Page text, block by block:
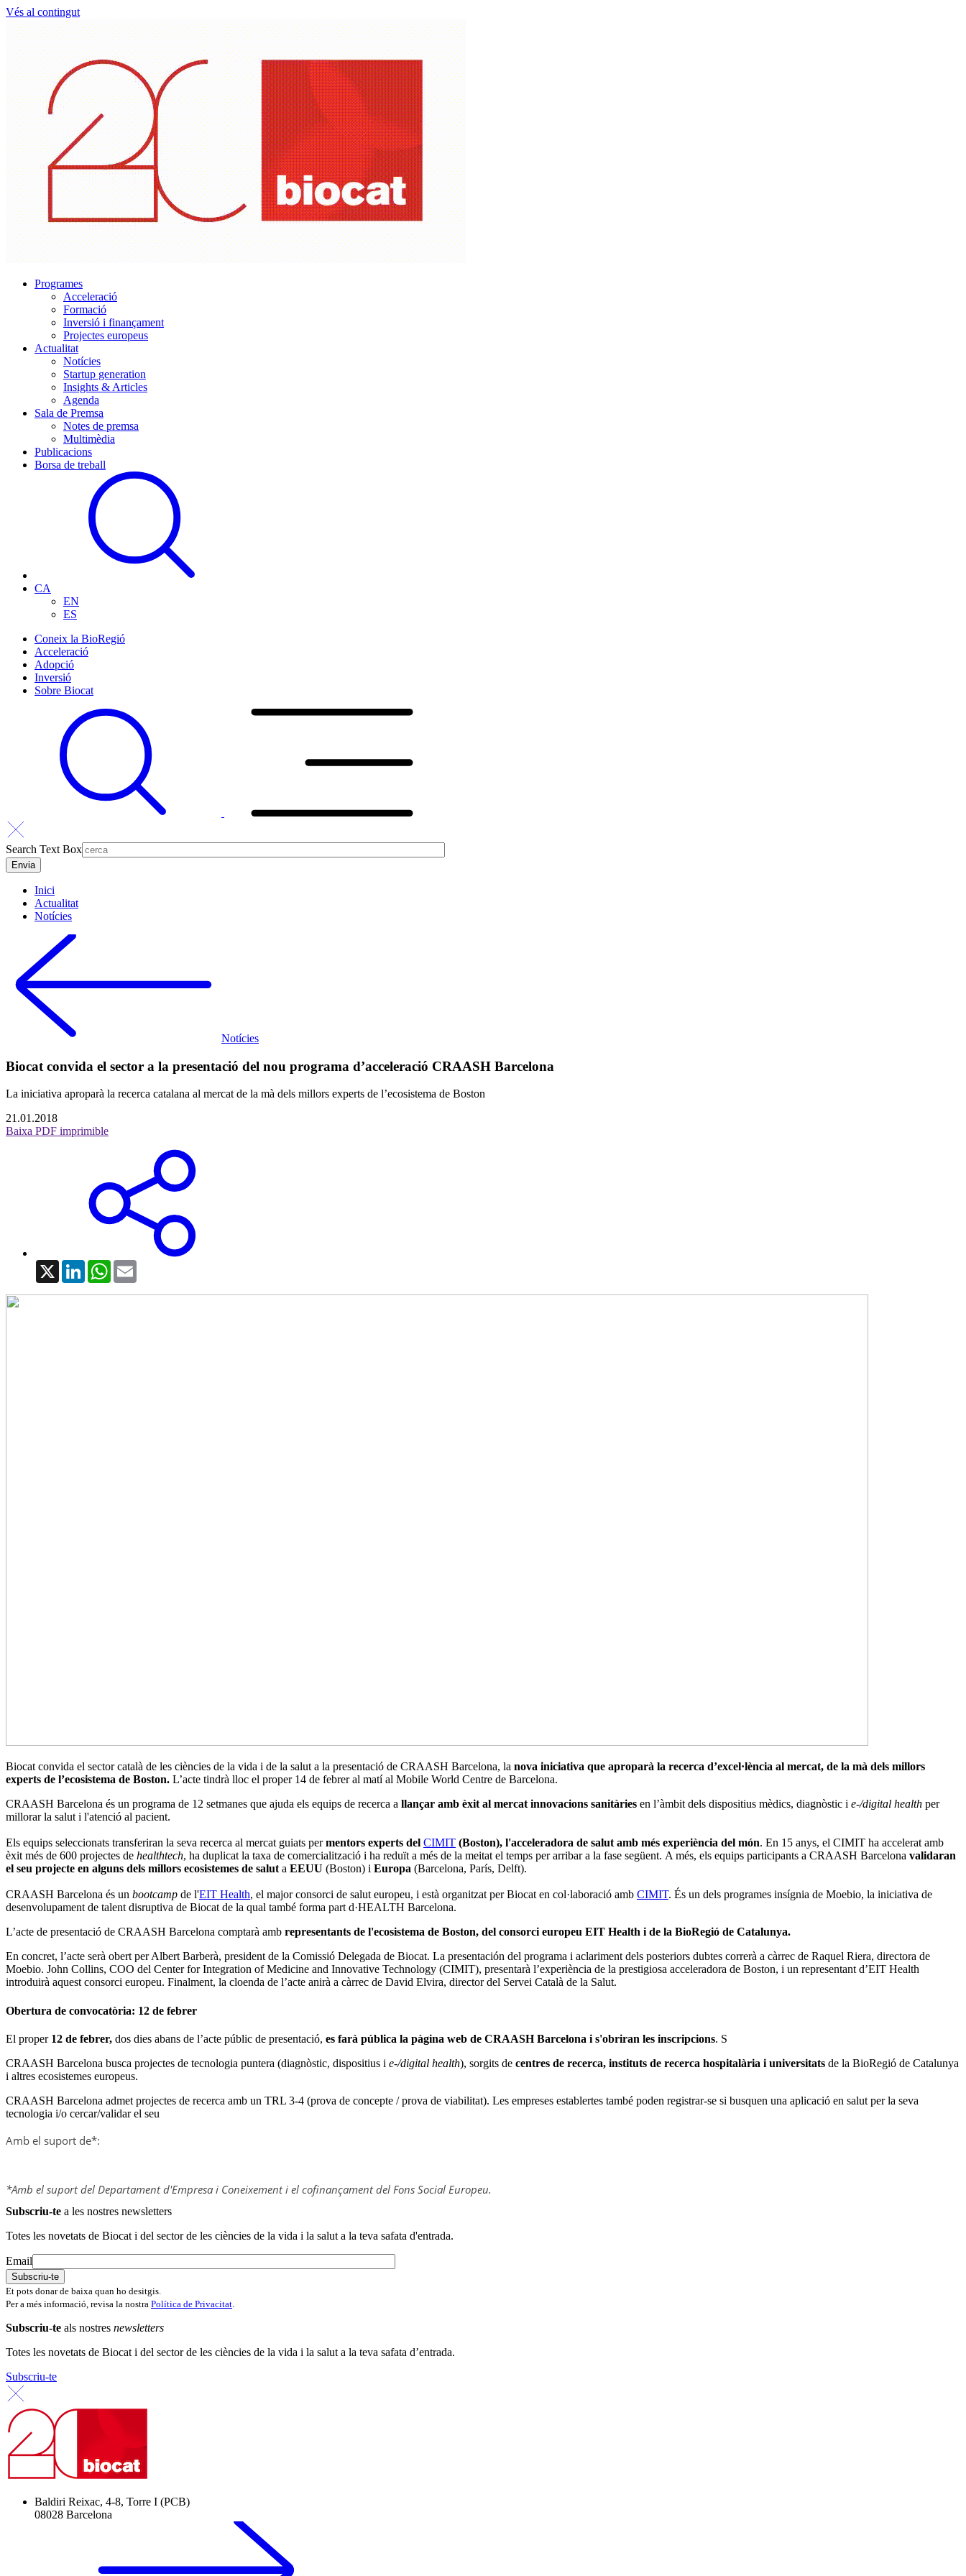
Vés al contingut
Programes
Acceleració
Formació
Inversió i finançament
Projectes europeus
Actualitat
Notícies
Startup generation
Insights & Articles
Agenda
Sala de Premsa
Notes de premsa
Multimèdia
Publicacions
Borsa de treball
CA
EN
ES
Coneix la BioRegió
Acceleració
Adopció
Inversió
Sobre Biocat
Search Text Box
Inici
Actualitat
Notícies
Notícies
Biocat convida el sector a la presentació del nou programa d’acceleració CRAASH Barcelona
La iniciativa aproparà la recerca catalana al mercat de la mà dels millors experts de l’ecosistema de Boston
21.01.2018
Baixa PDF imprimible
X LinkedInWhatsApp
Biocat convida el sector català de les ciències de la vida i de la salut a la presentació de CRAASH Barcelona, la nova iniciativa que aproparà la recerca d’excel·lència al mercat, de la mà dels millors
experts de l’ecosistema de Boston. L’acte tindrà lloc el proper 14 de febrer al matí al Mobile World Centre de Barcelona.
CRAASH Barcelona és ​​un programa de 12 setmanes que ajuda els equips de recerca a llançar amb èxit al mercat innovacions sanitàries en l’àmbit dels dispositius mèdics, diagnòstic i e-/digital health per
millorar la salut i l'atenció al pacient.
Els equips seleccionats transferiran la seva recerca al mercat guiats permentors experts del CIMIT (Boston), l'acceleradora de salut amb més experiència del món. En 15 anys, el CIMIT ha accelerat amb
èxit més de 600 projectes de healthtech, ha duplicat la taxa de comercialització i ha reduït a més de la meitat el temps per arribar a la fase següent. A més, els equips participants a CRAASH Barcelona validaran
el seu projecte en alguns dels millors ecosistemes de saluta EEUU (Boston) i Europa (Barcelona, París, Delft).
CRAASH Barcelona és un bootcamp de l'EIT Health, el major consorci de salut europeu, i està organitzat per Biocat en col·laboració amb CIMIT. És un dels programes insígnia de Moebio, la iniciativa de
desenvolupament de talent disruptiva de Biocat de la qual també forma part d·HEALTH Barcelona.
L’acte de presentació de CRAASH Barcelona comptarà amb representants de l'ecosistema de Boston, del consorci europeu EIT Health i de la BioRegió de Catalunya.
En concret, l’acte serà obert per Albert Barberà, president de la Comissió Delegada de Biocat. La presentación del programa i aclariment dels posteriors dubtes correrà a càrrec de Raquel Riera, directora de
Moebio. John Collins, COO del Center for Integration of Medicine and Innovative Technology (CIMIT), presentarà l’experiència de la prestigiosa acceleradora de Boston, i un representant d’EIT Health
introduirà aquest consorci europeu. Finalment, la cloenda de l’acte anirà a càrrec de David Elvira, director del Servei Català de la Salut.
Obertura de convocatòria: 12 de febrer
El proper 12 de febrer, dos dies abans de l’acte públic de presentació, es farà pública la pàgina web de CRAASH Barcelona i s'obriran les inscripcions. S
CRAASH Barcelona busca projectes de tecnologia puntera (diagnòstic, dispositius i e-/digital health), sorgits de centres de recerca, instituts de recerca hospitalària i universitats de la BioRegió de Catalunya
i altres ecosistemes europeus.
CRAASH Barcelona admet projectes de recerca amb un TRL 3-4 (prova de concepte / prova de viabilitat). Les empreses establertes també poden registrar-se si busquen una aplicació en salut per la seva
tecnologia i/o cercar/validar el seu
Amb el suport de*:
*Amb el suport del Departament d'Empresa i Coneixement i el cofinançament del Fons Social Europeu.
Subscriu-te a les nostres newsletters
Totes les novetats de Biocat i del sector de les ciències de la vida i la salut a la teva safata d'entrada.
Email
Et pots donar de baixa quan ho desitgis.
Per a més informació, revisa la nostra Política de Privacitat
Subscriu-te als nostres newsletters
Totes les novetats de Biocat i del sector de les ciències de la vida i la salut a la teva safata d’entrada.
Subscriu-te
Baldiri Reixac, 4-8, Torre I (PCB)
08028 Barcelona